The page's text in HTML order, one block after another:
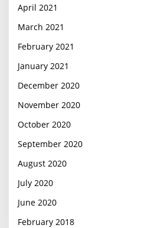
April 2021
March 2021
February 2021
January 2021
December 2020
November 2020
October 2020
September 2020
August 2020
July 2020
June 2020
February 2018